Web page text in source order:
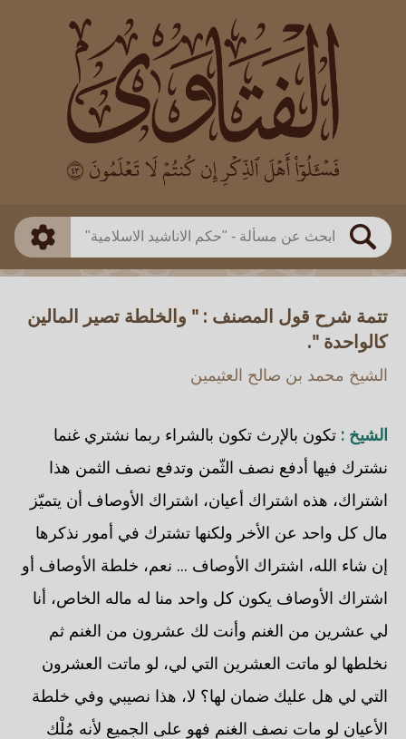
بحث
العالم
بن باز
بن العثيمين
اللجنة الدائمة
طريقة البحث
ذكي
تتمة شرح قول المصنف : " والخلطة تصير المالين
كالواحدة ".
الشيخ محمد بن صالح العثيمين
الشيخ : تكون بالإرث تكون بالشراء ربما نشتري غنما
نشترك فيها أدفع نصف الثّمن وتدفع نصف الثمن هذا
اشتراك، هذه اشتراك أعيان، اشتراك الأوصاف أن يتميّز
مال كل واحد عن الأخر ولكنها تشترك في أمور نذكرها
إن شاء الله، اشتراك الأوصاف ... نعم، خلطة الأوصاف أو
اشتراك الأوصاف يكون كل واحد منا له ماله الخاص، أنا
لي عشرين من الغنم وأنت لك عشرون من الغنم ثم
نخلطها لو ماتت العشرين التي لي، لو ماتت العشرون
التي لي هل عليك ضمان لها؟ لا، هذا نصيبي وفي خلطة
الأعيان لو مات نصف الغنم فهو على الجميع لأنه مُلْك